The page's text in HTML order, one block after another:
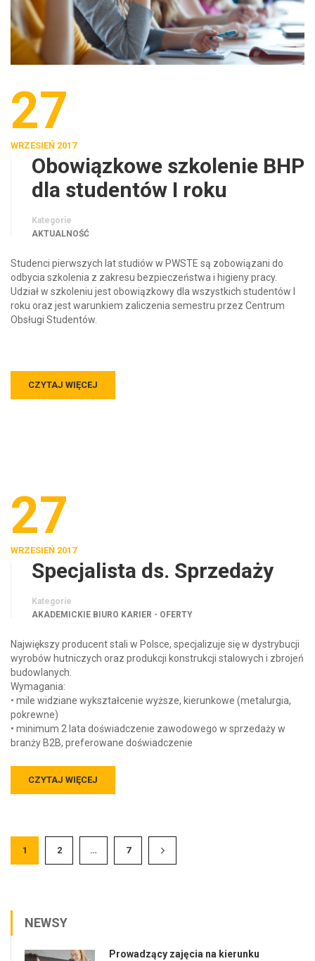
27
WRZESIEŃ 2017
Obowiązkowe szkolenie BHP
dla studentów I roku
Kategorie
AKTUALNOŚĆ
Studenci pierwszych lat studiów w PWSTE są zobowiązani do
odbycia szkolenia z zakresu bezpieczeństwa i higieny pracy.
Udział w szkoleniu jest obowiązkowy dla wszystkich studentów I
roku oraz jest warunkiem zaliczenia semestru przez Centrum
Obsługi Studentów.
CZYTAJ WIĘCEJ
27
WRZESIEŃ 2017
Specjalista ds. Sprzedaży
Kategorie
AKADEMICKIE BIURO KARIER - OFERTY
Największy producent stali w Polsce, specjalizuje się w dystrybucji
wyrobów hutniczych oraz produkcji konstrukcji stalowych i zbrojeń
budowlanych.
Wymagania:
• mile widziane wykształcenie wyższe, kierunkowe (metalurgia,
pokrewne)
• minimum 2 lata doświadczenie zawodowego w sprzedaży w
branży B2B, preferowane doświadczenie
CZYTAJ WIĘCEJ
1 2 … 7
NEWSY
Prowadzący zajęcia na kierunku